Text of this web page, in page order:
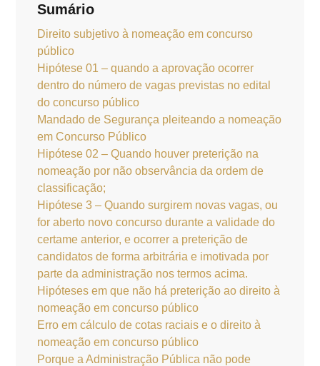
Sumário
Direito subjetivo à nomeação em concurso
público
Hipótese 01 – quando a aprovação ocorrer
dentro do número de vagas previstas no edital
do concurso público
Mandado de Segurança pleiteando a nomeação
em Concurso Público
Hipótese 02 – Quando houver preterição na
nomeação por não observância da ordem de
classificação;
Hipótese 3 – Quando surgirem novas vagas, ou
for aberto novo concurso durante a validade do
certame anterior, e ocorrer a preterição de
candidatos de forma arbitrária e imotivada por
parte da administração nos termos acima.
Hipóteses em que não há preterição ao direito à
nomeação em concurso público
Erro em cálculo de cotas raciais e o direito à
nomeação em concurso público
Porque a Administração Pública não pode